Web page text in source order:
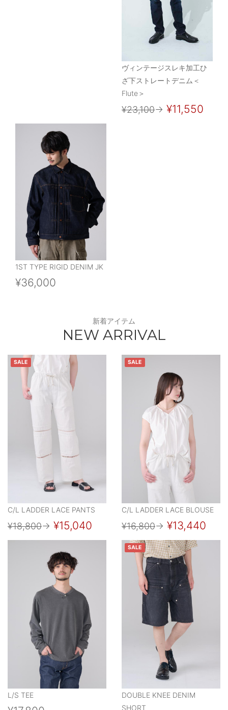
ヴィンテージスレキ加工ひ
ざ下ストレートデニム＜
Flute＞
¥23,100→ ¥11,550
1ST TYPE RIGID DENIM JK
¥36,000
新着アイテム
NEW ARRIVAL
SALE
C/L LADDER LACE PANTS
¥18,800→ ¥15,040
SALE
C/L LADDER LACE BLOUSE
¥16,800→ ¥13,440
L/S TEE
SALE
DOUBLE KNEE DENIM
SHORT